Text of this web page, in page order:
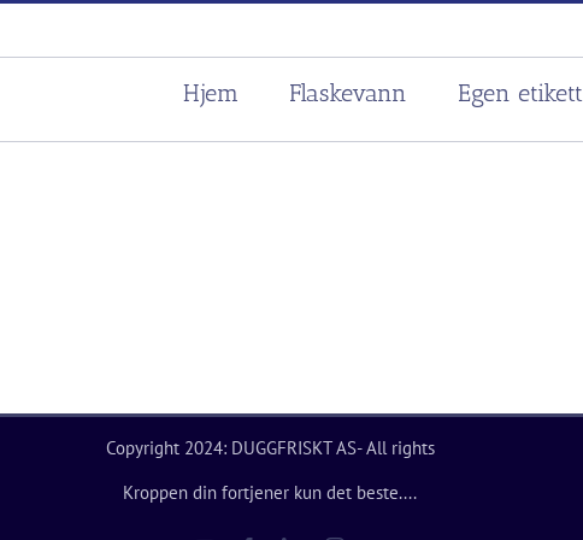
Hjem Flaskevann Egen etikett
Copyright 2024: DUGGFRISKT AS- All rights
Kroppen din fortjener kun det beste....